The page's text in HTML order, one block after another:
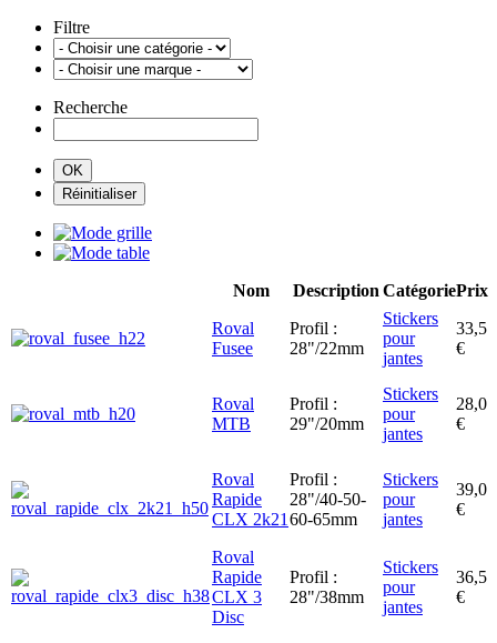
Filtre
Recherche
Nom Description CatégoriePrix
Roval
Fusee
Profil :
28"/22mm
Stickers
pour
jantes
33,5
€
Roval
MTB
Profil :
29"/20mm
Stickers
pour
jantes
28,0
€
Roval
Rapide
CLX 2k21
Profil :
28"/40-50-
60-65mm
Stickers
pour
jantes
39,0
€
Roval
Rapide
CLX 3
Disc
Profil :
28"/38mm
Stickers
pour
jantes
36,5
€